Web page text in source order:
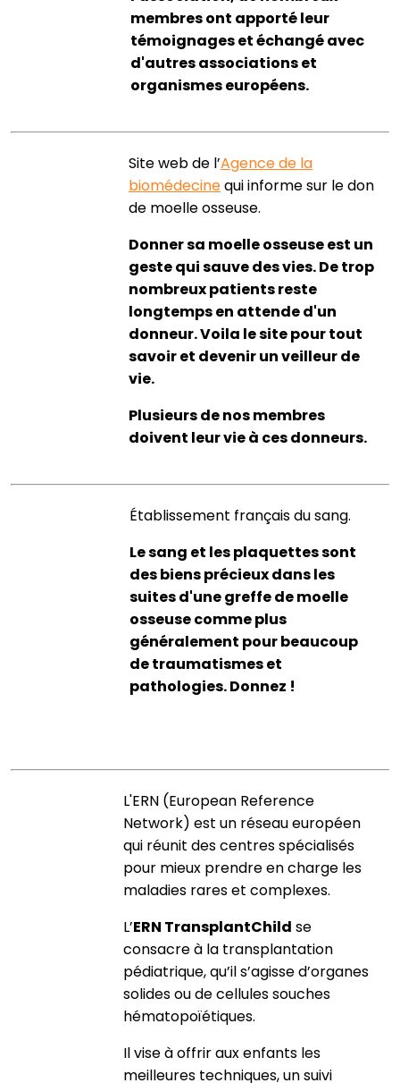
membres ont apporté leur
témoignages et échangé avec
d'autres associations et
organismes européens.
Site web de l’Agence de la
biomédecinequi informe sur le don
de moelle osseuse.
Donner sa moelle osseuse est un
geste qui sauve des vies. De trop
nombreux patients reste
longtemps en attende d'un
donneur. Voila le site pour tout
savoir et devenir un veilleur de
vie.
Plusieurs de nos membres
doivent leur vie à ces donneurs.
Établissement français du sang.
Le sang et les plaquettes sont
des biens précieux dans les
suites d'une greffe de moelle
osseuse comme plus
généralement pour beaucoup
de traumatismes et
pathologies. Donnez !
L'ERN (European Reference
Network) est un réseau européen
qui réunit des centres spécialisés
pour mieux prendre en charge les
maladies rares et complexes.
L’ERN TransplantChild se
consacre à la transplantation
pédiatrique, qu’il s’agisse d’organes
solides ou de cellules souches
hématopoïétiques.
Il vise à offrir aux enfants les
meilleures techniques, un suivi